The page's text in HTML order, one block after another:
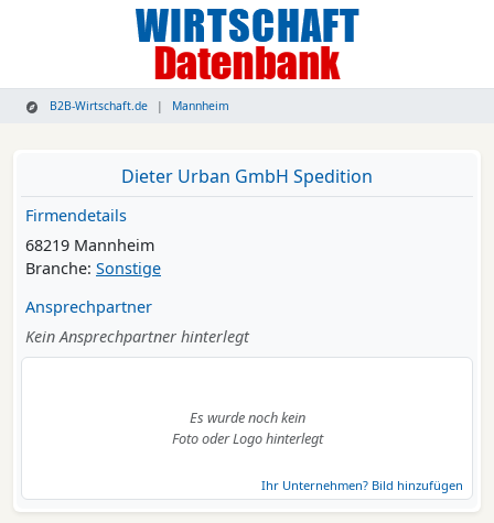
B2B-Wirtschaft.de Mannheim
Dieter Urban GmbH Spedition
Firmendetails
68219 Mannheim
Branche: Sonstige
Ansprechpartner
Kein Ansprechpartner hinterlegt
Es wurde noch kein
Foto oder Logo hinterlegt
Ihr Unternehmen? Bild hinzufügen